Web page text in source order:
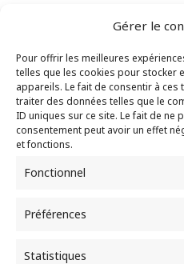
Gérer le
Pour offrir les meilleures
telles que les cookies pour stocker
appareils. Le fait de consentir à
traiter des données telles que le
ID uniques sur ce site. Le fait de ne
consentement peut avoir un effet
et fonctions.
Fonctionnel
Préférences
Statistiques
"Là où deux ou trois
nom, je suis au milieu